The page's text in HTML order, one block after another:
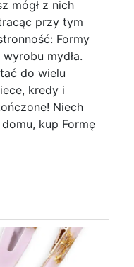
mógł z nich
przy tym
Formy
mydła.
do wielu
kredy i
Niech
kup Formę